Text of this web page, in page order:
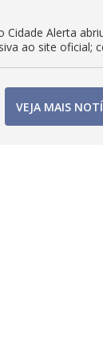
Cidade Alerta
ao site oficial;
VEJA MAIS